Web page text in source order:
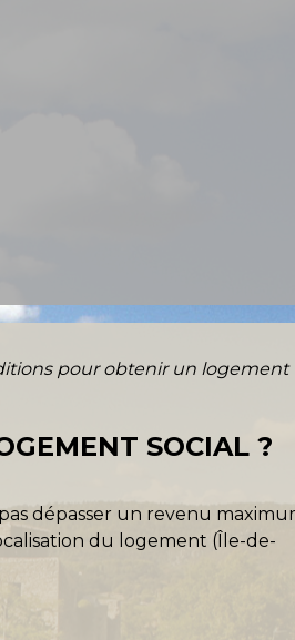
pour obtenir un logement
SOCIAL ?
dépasser un revenu
du logement (Île-de-